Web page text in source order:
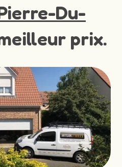
Du-
prix.